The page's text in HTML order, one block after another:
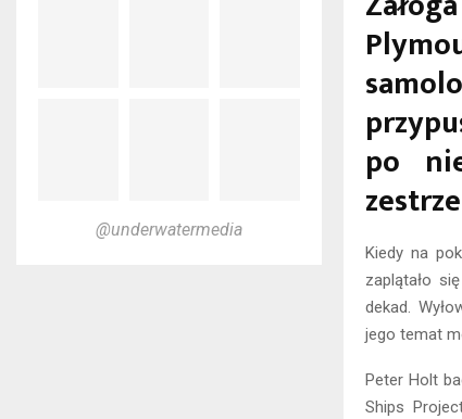
po
Kiedy na
zaplątało
dekad.
jego temat
Peter Holt
Ships
@underwatermedia